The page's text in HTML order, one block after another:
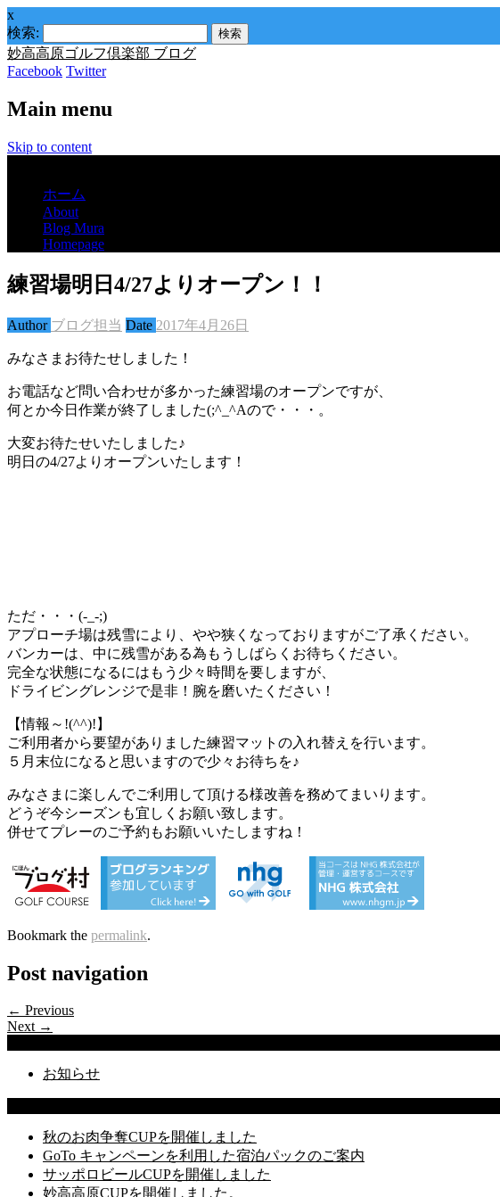
x
検索:
妙高高原ゴルフ倶楽部 ブログ
Facebook Twitter
Main menu
Skip to content
ホーム
About
Blog Mura
Homepage
練習場明日4/27よりオープン！！
Author ブログ担当 Date 2017年4月26日
みなさまお待たせしました！
お電話など問い合わせが多かった練習場のオープンですが、
何とか今日作業が終了しました(;^_^Aので・・・。
大変お待たせいたしました♪
明日の4/27よりオープンいたします！
ただ・・・(-_-;)
アプローチ場は残雪により、やや狭くなっておりますがご了承ください。
バンカーは、中に残雪がある為もうしばらくお待ちください。
完全な状態になるにはもう少々時間を要しますが、
ドライビングレンジで是非！腕を磨いたください！
【情報～!(^^)!】
ご利用者から要望がありました練習マットの入れ替えを行います。
５月末位になると思いますので少々お待ちを♪
みなさまに楽しんでご利用して頂ける様改善を務めてまいります。
どうぞ今シーズンも宜しくお願い致します。
併せてプレーのご予約もお願いいたしますね！
Bookmark the permalink.
Post navigation
← Previous
Next →
お知らせ
秋のお肉争奪CUPを開催しました
GoTo キャンペーンを利用した宿泊パックのご案内
サッポロビールCUPを開催しました
妙高高原CUPを開催しました。